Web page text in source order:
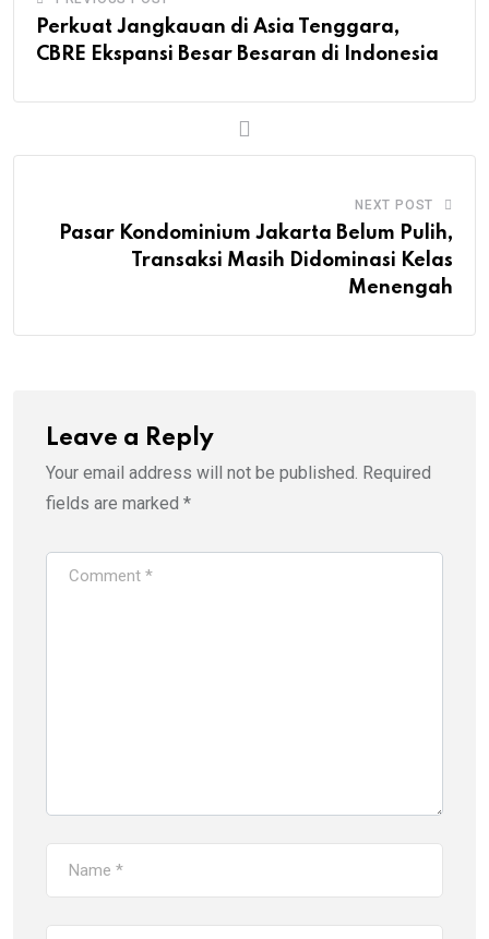
Perkuat Jangkauan di Asia Tenggara,
CBRE Ekspansi Besar Besaran di Indonesia
NEXT POST
Pasar Kondominium Jakarta Belum Pulih,
Transaksi Masih Didominasi Kelas
Menengah
Leave a Reply
Your email address will not be published. Required
fields are marked *